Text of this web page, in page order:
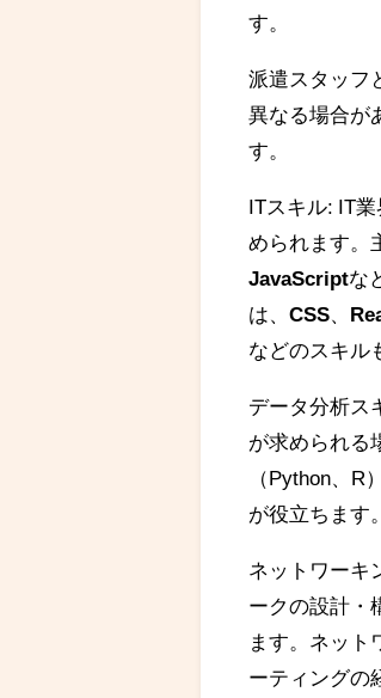
す。
派遣スタッフ
異なる場合が
す。
ITスキル: IT
められます。
JavaScriptな
は、 CSS
などのスキル
データ分析ス
が求められる
（Python、R
が役立ちます。
ネットワーキ
ークの設計・
ます。ネット
ーティングの